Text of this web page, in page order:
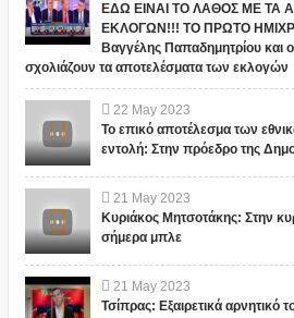
ΕΔΩ ΕΙΝΑΙ ΤΟ ΛΑΘΟΣ ΜΕ ΤΑ
ΕΚΛΟΓΩΝ!!! ΤΟ ΠΡΩΤΟ
Βαγγέλης Παπαδημητρίου και
σχολιάζουν τα αποτελέσματα των εκλογών
22 May 2023
Το επικό αποτέλεσμα των
εντολή: Στην πρόεδρο της
21 May 2023
Κυριάκος Μητσοτάκης: Στην
σήμερα μπλε
21 May 2023
Τσίπρας: Εξαιρετικά αρνητικό